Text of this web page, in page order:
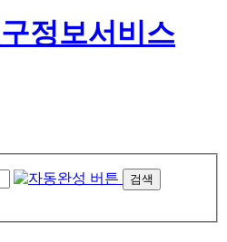
검색